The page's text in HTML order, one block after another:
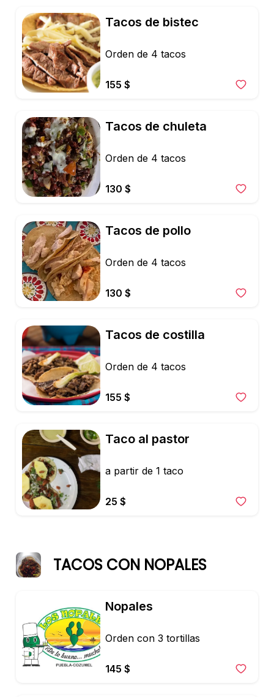
Tacos de bistec
Orden de 4 tacos
155 $
Tacos de chuleta
Orden de 4 tacos
130 $
Tacos de pollo
Orden de 4 tacos
130 $
Tacos de costilla
Orden de 4 tacos
155 $
Taco al pastor
a partir de 1 taco
25 $
TACOS CON NOPALES
Nopales
Orden con 3 tortillas
145 $